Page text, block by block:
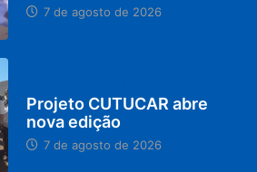
7 de agosto de 2026
Projeto CUTUCAR abre
nova edição
7 de agosto de 2026